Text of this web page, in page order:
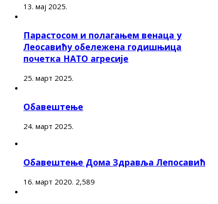
13. мај 2025.
Парастосом и полагањем венаца у
Леосавићу обележена годишњица
почетка НАТО агресије
25. март 2025.
Обавештење
24. март 2025.
Обавештење Дома Здравља Лепосавић
16. март 2020. 2,589